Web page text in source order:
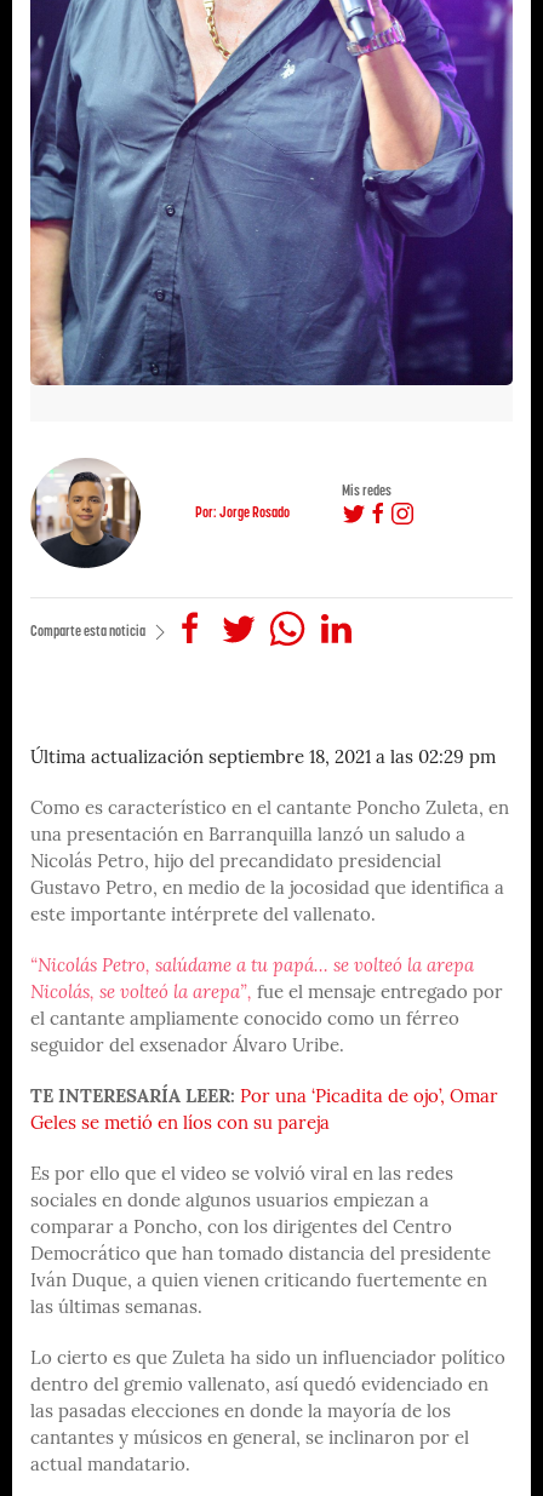
Por: Jorge Rosado
Mis redes
Comparte esta noticia
Última actualización septiembre 18, 2021 a las 02:29 pm
Como es característico en el cantante Poncho Zuleta, en
una presentación en Barranquilla lanzó un saludo a
Nicolás Petro, hijo del precandidato presidencial
Gustavo Petro, en medio de la jocosidad que identifica a
este importante intérprete del vallenato.
“Nicolás Petro, salúdame a tu papá… se volteó la arepa
Nicolás, se volteó la arepa”, fue el mensaje entregado por
el cantante ampliamente conocido como un férreo
seguidor del exsenador Álvaro Uribe.
TE INTERESARÍA LEER: Por una ‘Picadita de ojo’, Omar
Geles se metió en líos con su pareja
Es por ello que el video se volvió viral en las redes
sociales en donde algunos usuarios empiezan a
comparar a Poncho, con los dirigentes del Centro
Democrático que han tomado distancia del presidente
Iván Duque, a quien vienen criticando fuertemente en
las últimas semanas.
Lo cierto es que Zuleta ha sido un influenciador político
dentro del gremio vallenato, así quedó evidenciado en
las pasadas elecciones en donde la mayoría de los
cantantes y músicos en general, se inclinaron por el
actual mandatario.